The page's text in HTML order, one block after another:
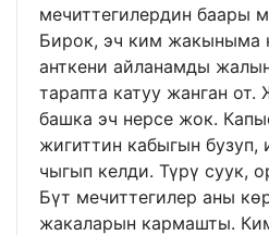
мечиттегилердин баары
Бирок, эч ким жакыныма
анткени айланамды
тарапта катуу жанган
башка эч нерсе жок.
жигиттин кабыгын бузуп,
чыгып келди. Түрү суук,
Бүт мечиттегилер аны
жакаларын кармашты.